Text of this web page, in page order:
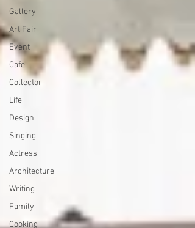
Gallery
Art Fair
Event
Cafe
Collector
Life
Design
Singing
Actress
Architecture
Writing
Family
Cooking